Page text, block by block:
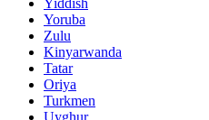
Yoruba
Zulu
Kinyarwanda
Tatar
Oriya
Turkmen
Uyghur